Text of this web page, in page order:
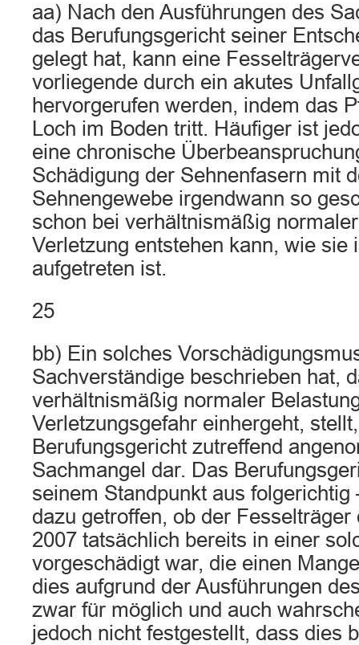
aa) Nach den Ausführungen des
das Berufungsgericht seiner
gelegt hat, kann eine
vorliegende durch ein akutes
hervorgerufen werden, indem das
Loch im Boden tritt. Häufiger ist
eine chronische
Schädigung der Sehnenfasern mit
Sehnengewebe irgendwann so
schon bei verhältnismäßig
Verletzung entstehen kann, wie sie
aufgetreten ist.
25
bb) Ein solches
Sachverständige beschrieben hat,
verhältnismäßig normaler
Verletzungsgefahr einhergeht,
Berufungsgericht zutreffend
Sachmangel dar. Das
seinem Standpunkt aus folgerichtig
dazu getroffen, ob der
2007 tatsächlich bereits in einer
vorgeschädigt war, die einen
dies aufgrund der Ausführungen
zwar für möglich und auch
jedoch nicht festgestellt, dass dies